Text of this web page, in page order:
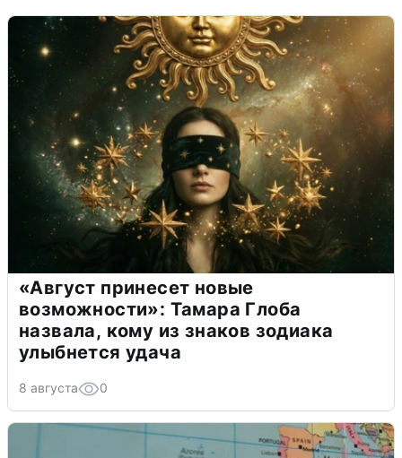
«Август принесет новые
возможности»: Тамара Глоба
назвала, кому из знаков зодиака
улыбнется удача
8 августа 0